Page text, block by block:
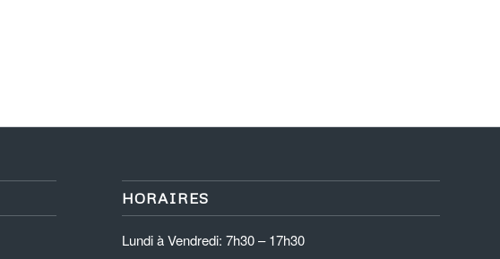
HORAIRES
Lundi à Vendredi: 7h30 – 17h30